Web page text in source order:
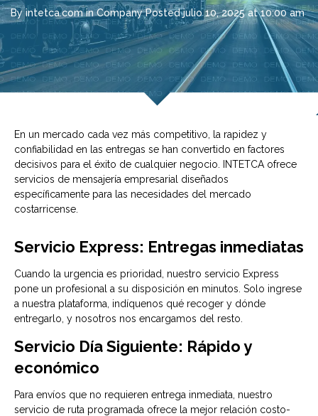
By intetca.com in Company Posted julio 10, 2025 at 10:00 am
En un mercado cada vez más competitivo, la rapidez y
confiabilidad en las entregas se han convertido en factores
decisivos para el éxito de cualquier negocio. INTETCA ofrece
servicios de mensajería empresarial diseñados
específicamente para las necesidades del mercado
costarricense.
Servicio Express: Entregas inmediatas
Cuando la urgencia es prioridad, nuestro servicio Express
pone un profesional a su disposición en minutos. Solo ingrese
a nuestra plataforma, indíquenos qué recoger y dónde
entregarlo, y nosotros nos encargamos del resto.
Servicio Día Siguiente: Rápido y
económico
Para envíos que no requieren entrega inmediata, nuestro
servicio de ruta programada ofrece la mejor relación costo-